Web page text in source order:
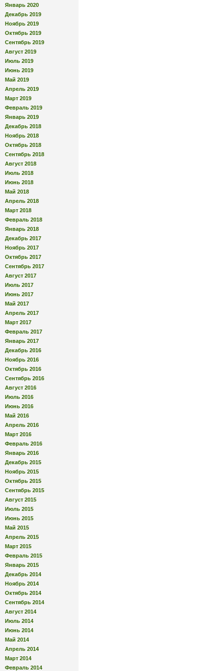
Январь 2020
Декабрь 2019
Ноябрь 2019
Октябрь 2019
Сентябрь 2019
Август 2019
Июль 2019
Июнь 2019
Май 2019
Апрель 2019
Март 2019
Февраль 2019
Январь 2019
Декабрь 2018
Ноябрь 2018
Октябрь 2018
Сентябрь 2018
Август 2018
Июль 2018
Июнь 2018
Май 2018
Апрель 2018
Март 2018
Февраль 2018
Январь 2018
Декабрь 2017
Ноябрь 2017
Октябрь 2017
Сентябрь 2017
Август 2017
Июль 2017
Июнь 2017
Май 2017
Апрель 2017
Март 2017
Февраль 2017
Январь 2017
Декабрь 2016
Ноябрь 2016
Октябрь 2016
Сентябрь 2016
Август 2016
Июль 2016
Июнь 2016
Май 2016
Апрель 2016
Март 2016
Февраль 2016
Январь 2016
Декабрь 2015
Ноябрь 2015
Октябрь 2015
Сентябрь 2015
Август 2015
Июль 2015
Июнь 2015
Май 2015
Апрель 2015
Март 2015
Февраль 2015
Январь 2015
Декабрь 2014
Ноябрь 2014
Октябрь 2014
Сентябрь 2014
Август 2014
Июль 2014
Июнь 2014
Май 2014
Апрель 2014
Март 2014
Февраль 2014